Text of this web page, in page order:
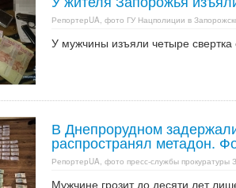
РепортерUA, фото ГУ Нацполиции в
У мужчины изъяли четыре
В Днепрорудном
распространял метадон.
РепортерUA, фото пресс-службы прокуратуры
Мужчине грозит до десяти лет